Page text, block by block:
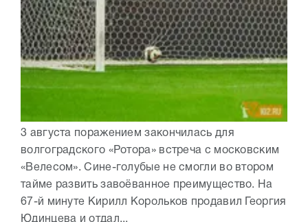
3 августа поражением закончилась для
волгоградского «Ротора» встреча с московским
«Велесом». Сине-голубые не смогли во втором
тайме развить завоёванное преимущество. На
67-й минуте Кирилл Корольков продавил Георгия
Юдинцева и отдал...